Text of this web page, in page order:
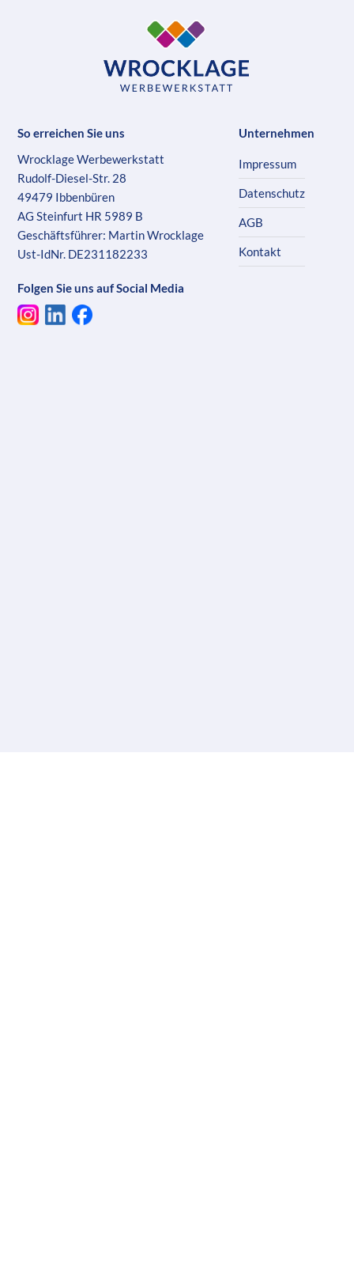
So erreichen Sie uns
Wrocklage Werbewerkstatt
Rudolf-Diesel-Str. 28
49479 Ibbenbüren
AG Steinfurt HR 5989 B
Geschäftsführer: Martin Wrocklage
Ust-IdNr. DE231182233
Folgen Sie uns auf Social Media
Unternehmen
Impressum
Datenschutz
AGB
Kontakt